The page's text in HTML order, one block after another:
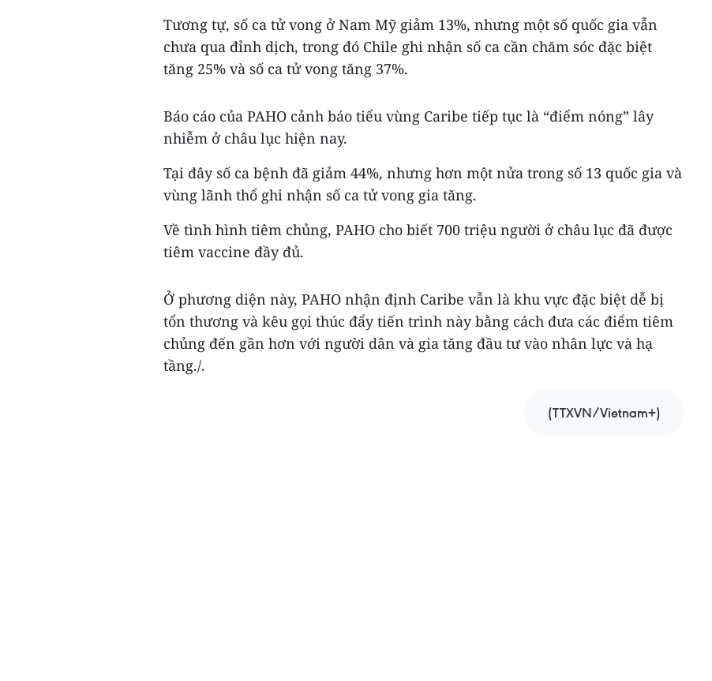
Tương tự, số ca tử vong ở Nam Mỹ giảm 13%, nhưng một số quốc gia vẫn
chưa qua đỉnh dịch, trong đó Chile ghi nhận số ca cần chăm sóc đặc biệt
tăng 25% và số ca tử vong tăng 37%.
Báo cáo của PAHO cảnh báo tiểu vùng Caribe tiếp tục là “điểm nóng” lây
nhiễm ở châu lục hiện nay.
Tại đây số ca bệnh đã giảm 44%, nhưng hơn một nửa trong số 13 quốc gia và
vùng lãnh thổ ghi nhận số ca tử vong gia tăng.
Về tình hình tiêm chủng, PAHO cho biết 700 triệu người ở châu lục đã được
tiêm vaccine đầy đủ.
Ở phương diện này, PAHO nhận định Caribe vẫn là khu vực đặc biệt dễ bị
tổn thương và kêu gọi thúc đẩy tiến trình này bằng cách đưa các điểm tiêm
chủng đến gần hơn với người dân và gia tăng đầu tư vào nhân lực và hạ
tầng./.
(TTXVN/Vietnam+)